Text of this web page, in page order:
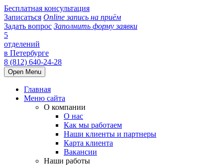
Бесплатная консультация
Записаться Online запись на приём
Задать вопрос Заполнить форму заявки
5
отделений
в Петербурге
8 (812) 640-24-28
Open Menu
Главная
Меню сайта
О компании
О нас
Как мы работаем
Наши клиенты и партнеры
Карта клиента
Вакансии
Наши работы